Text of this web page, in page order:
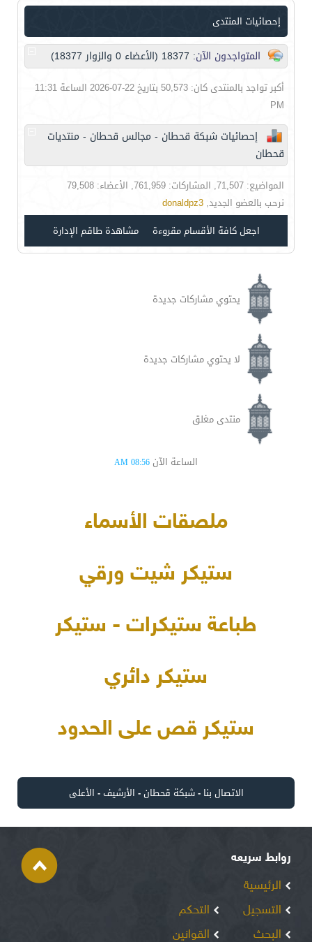
إحصائيات المنتدى
المتواجدون الآن: 18377 (الأعضاء 0 والزوار 18377)
أكبر تواجد بالمنتدى كان: 50,573 بتاريخ 22-07-2026 الساعة 11:31
PM
إحصائيات شبكة قحطان - مجالس قحطان - منتديات
قحطان
المواضيع: 71,507, المشاركات: 761,959, الأعضاء: 79,508
نرحب بالعضو الجديد, donaldpz3
اجعل كافة الأقسام مقروءة
مشاهدة طاقم الإدارة
يحتوي مشاركات جديدة
لا يحتوي مشاركات جديدة
منتدى مغلق
الساعة الآن 08:56 AM
ملصقات الأسماء
ستيكر شيت ورقي
طباعة ستيكرات - ستيكر
ستيكر دائري
ستيكر قص على الحدود
الاتصال بنا -شبكة قحطان- الأرشيف- الأعلى
روابط سريعه
الرئيسية
التسجيل
البحث
التحكم
القوانين